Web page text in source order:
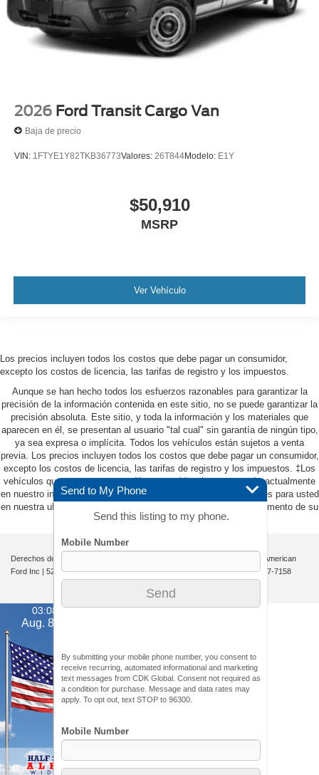
2026 Ford Transit Cargo Van
Baja de precio
VIN: 1FTYE1Y82TKB36773Valores: 26T844Modelo: E1Y
$50,910
MSRP
Ver Vehículo
Los precios incluyen todos los costos que debe pagar un consumidor,
excepto los costos de licencia, las tarifas de registro y los impuestos.
Aunque se han hecho todos los esfuerzos razonables para garantizar la
precisión de la información contenida en este sitio, no se puede garantizar la
precisión absoluta. Este sitio, y toda la información y los materiales que
aparecen en él, se presentan al usuario "tal cual" sin garantía de ningún tipo,
ya sea expresa o implícita. Todos los vehículos están sujetos a venta
previa. Los precios incluyen todos los costos que debe pagar un consumidor,
excepto los costos de licencia, las tarifas de registro y los impuestos. ‡Los
vehículos que se muestran en diferentes ubicaciones no están actualmente
en nuestro inventario (no en stock), pero pueden estar disponibles para usted
en nuestra ubicación dentro de una fecha razonable desde el momento de su
solicitud, que no exceda una semana.
Derechos de autor © 2026
| All American
Ford Inc
520 River Street,Hackensack,NJ07601-5907| Ventas:201-957-7158
03:08 am
Aug. 8, 2026
Send to My Phone
Send this listing to my phone.
By submitting your mobile phone number, you consent to
receive recurring, automated informational and marketing
text messages from CDK Global. Consent not required as
a condition for purchase. Message and data rates may
apply. To opt out, text STOP to 96300.